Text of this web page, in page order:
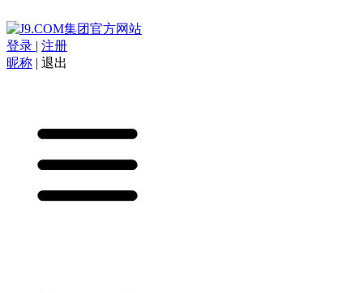
登录 | 注册
昵称 | 退出